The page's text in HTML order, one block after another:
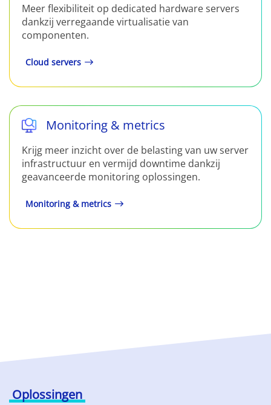
Meer flexibiliteit op dedicated hardware servers
dankzij verregaande virtualisatie van
componenten.
Cloud servers
Monitoring & metrics
Krijg meer inzicht over de belasting van uw server
infrastructuur en vermijd downtime dankzij
geavanceerde monitoring oplossingen.
Monitoring & metrics
Oplossingen